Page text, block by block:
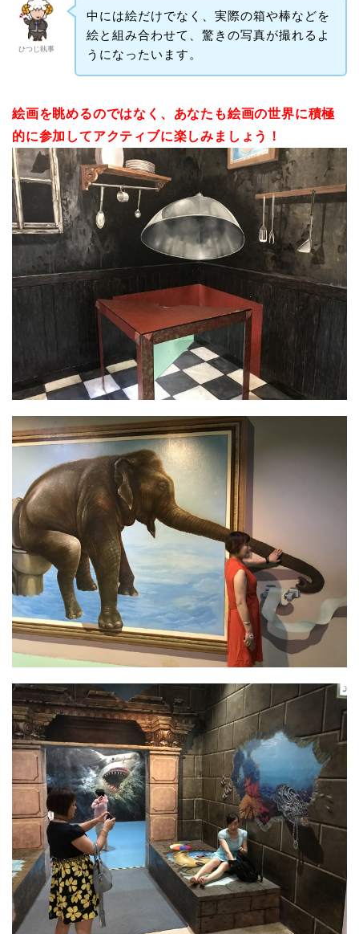
ひつじ執事
中には絵だけでなく、実際の箱や棒などを
絵と組み合わせて、驚きの写真が撮れるよ
うになったいます。
絵画を眺めるのではなく、あなたも絵画の世界に積極
的に参加してアクティブに楽しみましょう！